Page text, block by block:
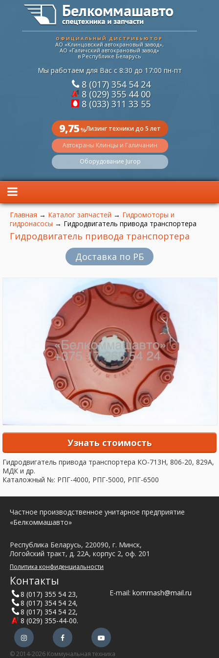
ОФИЦИАЛЬНЫЙ ДИСТРИБЬЮТОР
АО «Клинцовский автокрановый завод»,
АО «Галичский автокрановый завод»
в Республике Беларусь
Мы работаем для Вас с 8:30 до 17:00 пн-пт
8 (017) 354 54 24
8 (029) 355 44 00
8 (033) 311 33 55
9,75%Лизинг техники до 5 лет
Автокраны Клинцы и Галичанин
Оборудование Jurop
Вы здесь
Главная → Каталог запчастей → Гидромоторы и
гидронасосы → Гидродвигатель привода транспортера
Гидродвигатель привода транспортера
Доставка по РБ
Узнать стоимость
Гидродвигатель привода транспортера КО-713Н, 806-20, 829А,
МДК и др.
Каталожный №: РПГ-4000, РПГ-5000, РПГ-6500
Частное производственное унитарное предприятие
«Белкоммашавто»
Республика Беларусь, 220090, г. Минск,
Логойский тракт, д. 22А, корпус 2, оф. 201
Политика конфиденциальности
Контакты
8 (017) 355 54 23,
8 (017) 354 54 24,
8 (017) 354 54 22,
8 (029) 355-44-00.
E-mail: kommash@mail.ru
© 2014-2026 Коммунальная техника